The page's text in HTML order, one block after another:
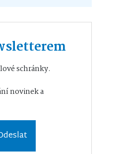
schránky.
novinek a